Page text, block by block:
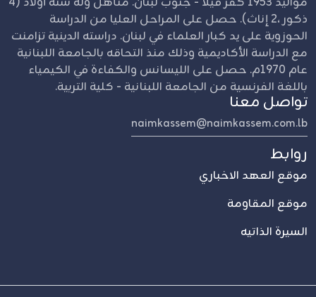
ذكور ،2 إناث). حصل على المراحل العليا من الدراسة
الحوزوية على يد كبار العلماء في لبنان. دراسته الدينية تزامنت
مع الدراسة الأكاديمية وذلك منذ التحاقه بالجامعة اللبنانية
عام 1970م. حصل على الليسانس والكفاءة في الكيمياء
باللغة الفرنسية من الجامعة اللبنانية - كلية التربية.
تواصل معنا
naimkassem@naimkassem.com.lb
روابط
موقع العهد الاخباري
موقع المقاومة
السيرة الذاتيه